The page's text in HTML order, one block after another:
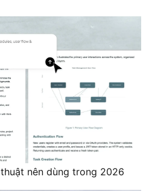
nên dùng trong 2026